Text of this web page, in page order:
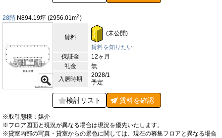
28階 N894.19坪 (2956.01m2)
賃料
(未公開)
賃料を知りたい
保証金
12ヶ月
礼金
無
入居時期
2028/1
予定
検討リスト 賃料を確認
※取引態様：媒介
※フロア図面と現況が異なる場合は現況を優先いたします。
※貸室内部の写真・貸室からの景色に関しては、現在の募集フロアと異なる場合